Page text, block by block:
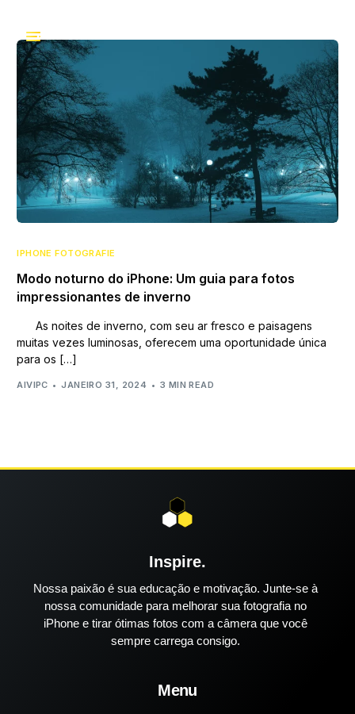
IPHONE FOTOGRAFIE
Modo noturno do iPhone: Um guia para fotos
impressionantes de inverno
As noites de inverno, com seu ar fresco e paisagens
muitas vezes luminosas, oferecem uma oportunidade única
para os […]
AIVIPC JANEIRO 31, 2024 3 MIN READ
Inspire.
Nossa paixão é sua educação e motivação. Junte-se à
nossa comunidade para melhorar sua fotografia no
iPhone e tirar ótimas fotos com a câmera que você
sempre carrega consigo.
Menu